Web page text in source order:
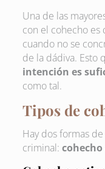
Una de las
con el cohecho es
cuando no se
de la dádiva. Esto
intención es
como tal.
Tipos de
Hay dos formas
criminal: